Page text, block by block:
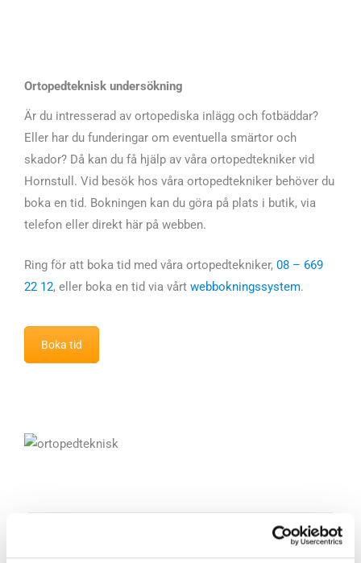
Ortopedteknisk undersökning
Är du intresserad av ortopediska inlägg och fotbäddar?
Eller har du funderingar om eventuella smärtor och
skador? Då kan du få hjälp av våra ortopedtekniker vid
Hornstull. Vid besök hos våra ortopedtekniker behöver du
boka en tid. Bokningen kan du göra på plats i butik, via
telefon eller direkt här på webben.
Ring för att boka tid med våra ortopedtekniker, 08 – 669
22 12, eller boka en tid via vårt webbokningssystem.
Boka tid